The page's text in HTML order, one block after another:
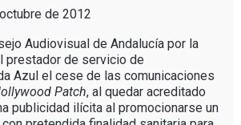
de 2012
Audiovisual de Andalucía por la
prestador de servicio de
Azul el cese de las comunicaciones
Patch, al quedar acreditado
publicidad ilícita al promocionarse un